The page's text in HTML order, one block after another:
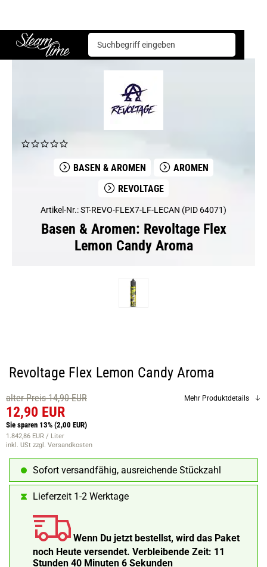
Steam time
Basen & Aromen Aromen Revoltage
BASEN & AROMEN
AROMEN
REVOLTAGE
Artikel-Nr.: ST-REVO-FLEX7-LF-LECAN (PID 64071)
Basen & Aromen: Revoltage Flex
Lemon Candy Aroma
Revoltage Flex Lemon Candy Aroma
alter Preis 14,90 EUR
12,90 EUR
Sie sparen 13% (2,00 EUR)
1.842,86 EUR / Liter
inkl. USt zzgl. Versandkosten
Mehr Produktdetails
Sofort versandfähig, ausreichende Stückzahl
Lieferzeit 1-2 Werktage
Wenn Du jetzt bestellst, wird das Paket
noch Heute versendet. Verbleibende Zeit: 11
Stunden 40 Minuten 5 Sekunden